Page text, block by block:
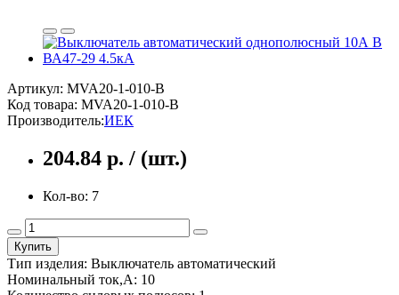
Артикул: MVA20-1-010-B
Код товара: MVA20-1-010-B
Производитель:ИЕК
204.84 р. / (шт.)
Кол-во: 7
Купить
Тип изделия: Выключатель автоматический
Номинальный ток,А: 10